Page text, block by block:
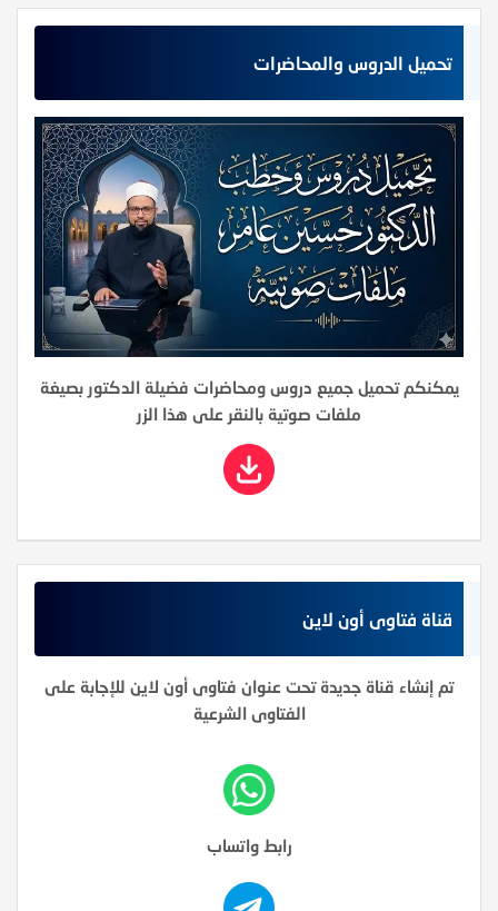
تحميل الدروس والمحاضرات
يمكنكم تحميل جميع دروس ومحاضرات فضيلة الدكتور بصيغة
ملفات صوتية بالنقر على هذا الزر
قناة فتاوى أون لاين
تم إنشاء قناة جديدة تحت عنوان فتاوى أون لاين للإجابة على
الفتاوى الشرعية
رابط واتساب